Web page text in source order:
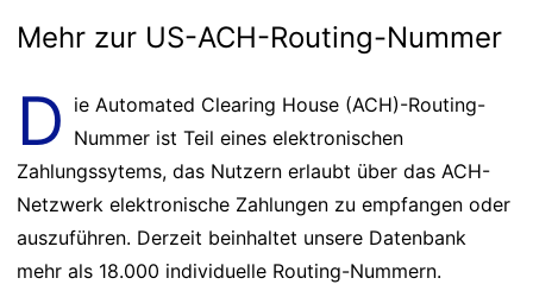
Mehr zur US-ACH-Routing-Nummer
D ie Automated Clearing House (ACH)-Routing-
Nummer ist Teil eines elektronischen
Zahlungssytems, das Nutzern erlaubt über das ACH-
Netzwerk elektronische Zahlungen zu empfangen oder
auszuführen. Derzeit beinhaltet unsere Datenbank
mehr als 18.000 individuelle Routing-Nummern.